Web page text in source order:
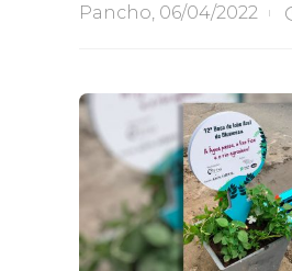
Pancho, 06/04/2022